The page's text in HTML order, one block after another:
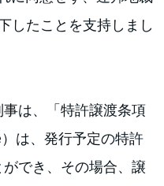
したことを支持しまし
は、「特許譲渡条項
は、発行予定の特許
でき、その場合、譲